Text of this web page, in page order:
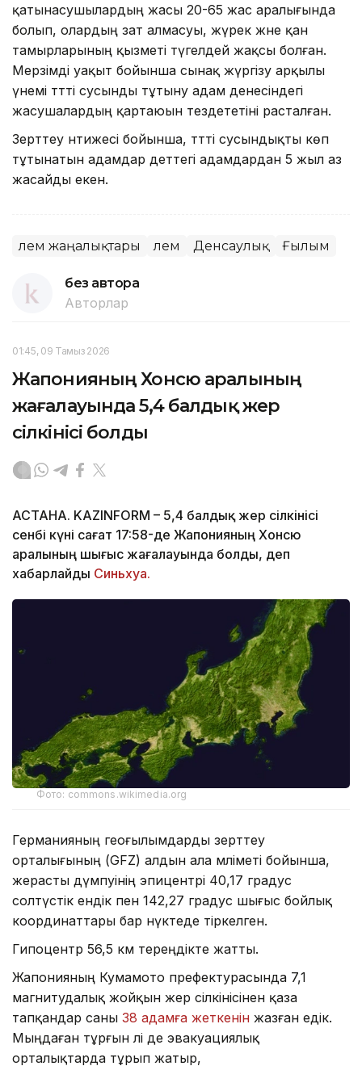
қатынасушылардың жасы 20-65 жас аралығында
болып, олардың зат алмасуы, жүрек және қан
тамырларының қызметі түгелдей жақсы болған.
Мерзімді уақыт бойынша сынақ жүргізу арқылы
үнемі тәтті сусынды тұтыну адам денесіндегі
жасушалардың қартаюын тездететіні расталған.
Зерттеу нәтижесі бойынша, тәтті сусындықты көп
тұтынатын адамдар әдеттегі адамдардан 5 жыл аз
жасайды екен.
Әлем жаңалықтары Әлем Денсаулық Ғылым
без автора
Авторлар
01:45, 09 Тамыз 2026
Жапонияның Хонсю аралының
жағалауында 5,4 балдық жер
сілкінісі болды
АСТАНА. KAZINFORM – 5,4 балдық жер сілкінісі
сенбі күні сағат 17:58-де Жапонияның Хонсю
аралының шығыс жағалауында болды, деп
хабарлайды Синьхуа.
Фото: commons.wikimedia.org
Германияның геоғылымдарды зерттеу
орталығының (GFZ) алдын ала мәліметі бойынша,
жерасты дүмпуінің эпицентрі 40,17 градус
солтүстік ендік пен 142,27 градус шығыс бойлық
координаттары бар нүктеде тіркелген.
Гипоцентр 56,5 км тереңдікте жатты.
Жапонияның Кумамото префектурасында 7,1
магнитудалық жойқын жер сілкінісінен қаза
тапқандар саны 38 адамға жеткенін жазған едік.
Мыңдаған тұрғын әлі де эвакуациялық
орталықтарда тұрып жатыр,